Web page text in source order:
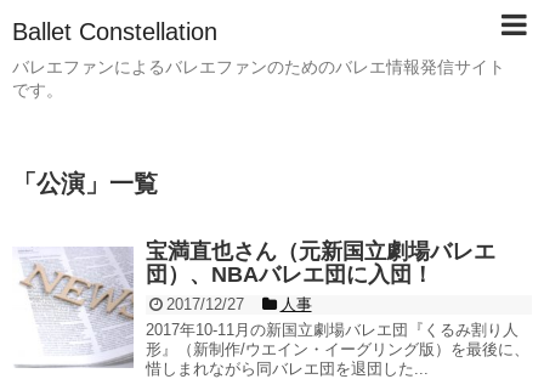
Ballet Constellation
バレエファンによるバレエファンのためのバレエ情報発信サイト
です。
「 公演 」 一覧
宝満直也さん（元新国立劇場バレエ
団）、NBAバレエ団に入団！
2017/12/27
人事
2017年10-11月の新国立劇場バレエ団『くるみ割り人
形』（新制作/ウエイン・イーグリング版）を最後に、
惜しまれながら同バレエ団を退団した...